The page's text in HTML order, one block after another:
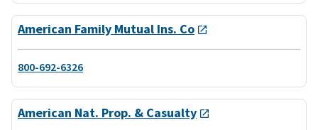
American Family Mutual Ins. Co
800-692-6326
American Nat. Prop. & Casualty